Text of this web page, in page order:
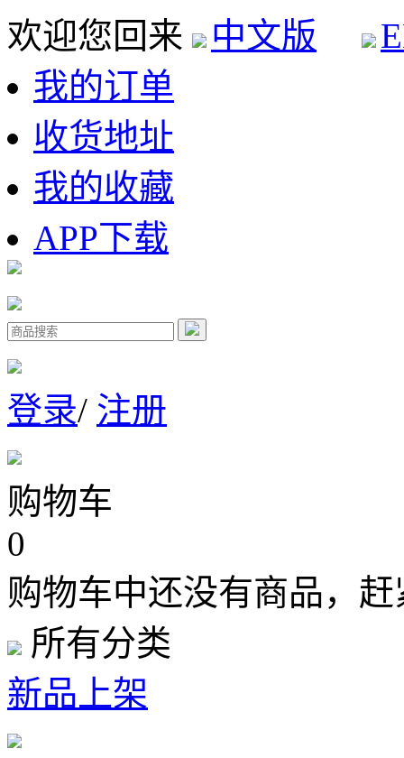
欢迎您回来 中文版
我的订单
收货地址
我的收藏
APP下载
登录/ 注册
购物车
0
购物车中还没有商品，
所有分类
新品上架